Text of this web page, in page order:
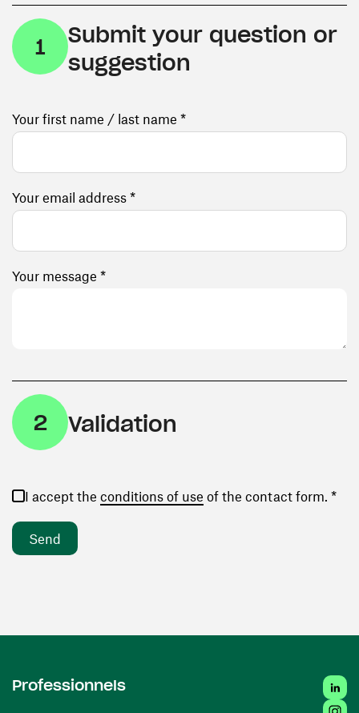
1
Submit your question or
suggestion
Your first name / last name *
Your email address *
Your message *
2 Validation
I accept the conditions of use (opens in a new window)
of the contact form. *
Professionnels